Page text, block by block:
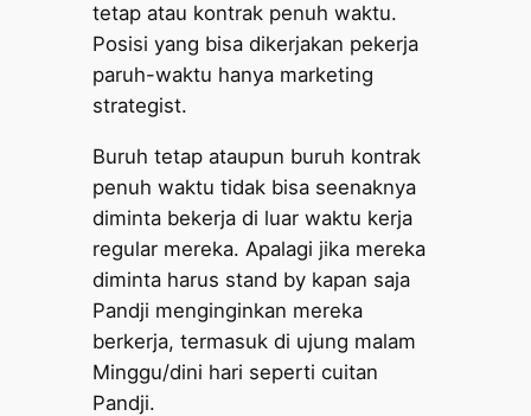
tetap atau kontrak penuh waktu.
Posisi yang bisa dikerjakan pekerja
paruh-waktu hanya marketing
strategist.
Buruh tetap ataupun buruh kontrak
penuh waktu tidak bisa seenaknya
diminta bekerja di luar waktu kerja
regular mereka. Apalagi jika mereka
diminta harus stand by kapan saja
Pandji menginginkan mereka
berkerja, termasuk di ujung malam
Minggu/dini hari seperti cuitan
Pandji.